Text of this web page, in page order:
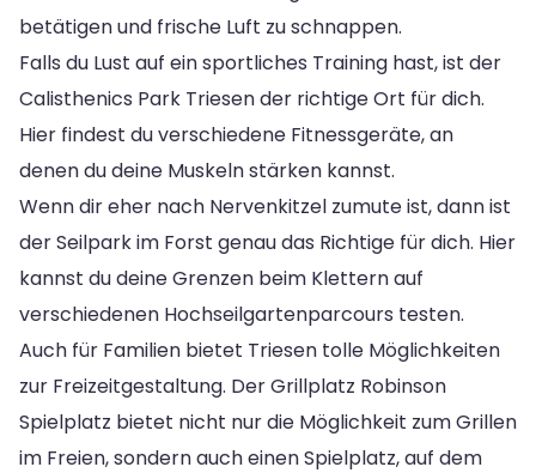
betätigen und frische Luft zu schnappen.
Falls du Lust auf ein sportliches Training hast, ist der
Calisthenics Park Triesen der richtige Ort für dich.
Hier findest du verschiedene Fitnessgeräte, an
denen du deine Muskeln stärken kannst.
Wenn dir eher nach Nervenkitzel zumute ist, dann ist
der Seilpark im Forst genau das Richtige für dich. Hier
kannst du deine Grenzen beim Klettern auf
verschiedenen Hochseilgartenparcours testen.
Auch für Familien bietet Triesen tolle Möglichkeiten
zur Freizeitgestaltung. Der Grillplatz Robinson
Spielplatz bietet nicht nur die Möglichkeit zum Grillen
im Freien, sondern auch einen Spielplatz, auf dem